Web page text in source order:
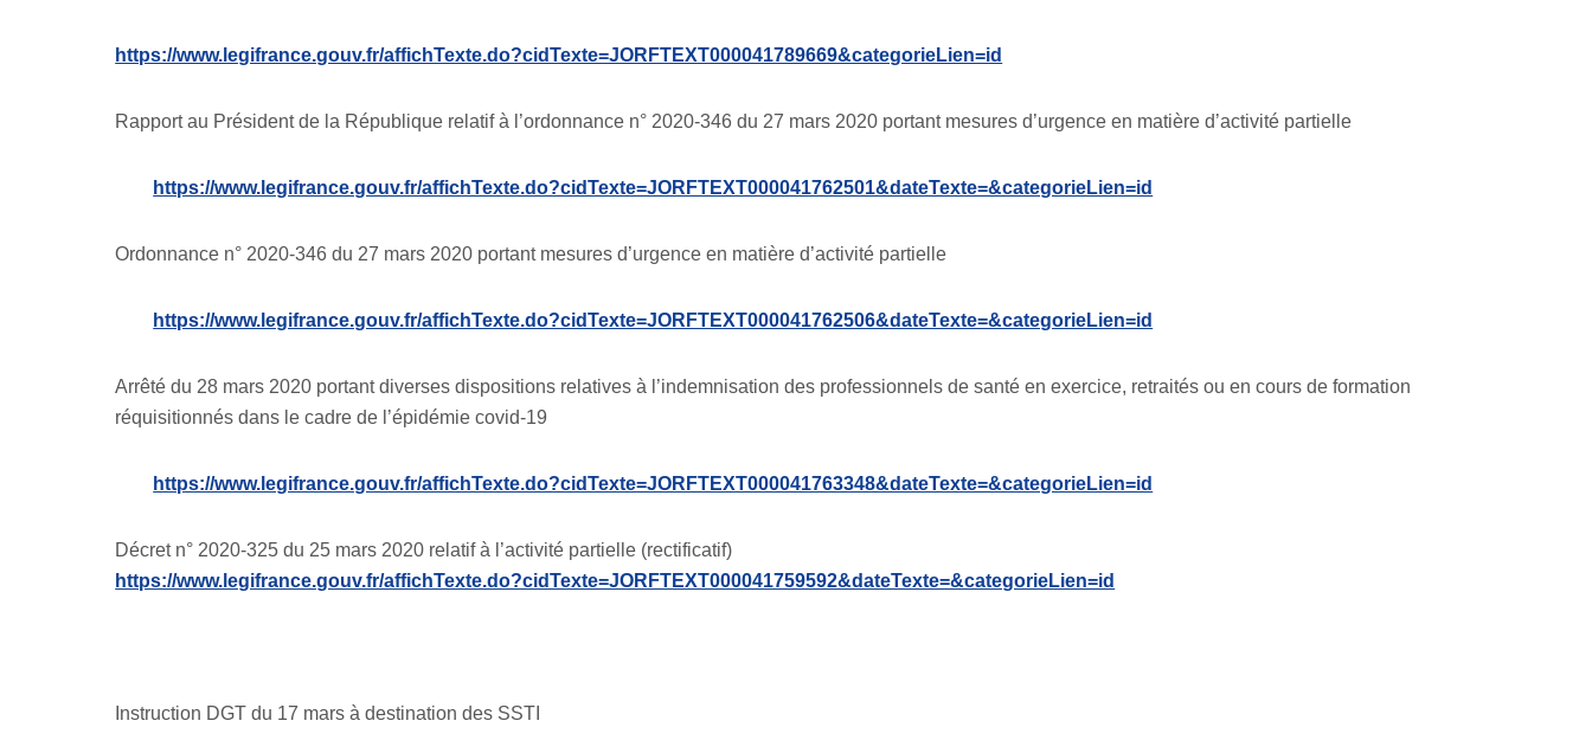
https://www.legifrance.gouv.fr/affichTexte.do?cidTexte=JORFTEXT000041789669&categorieLien=id
Rapport au Président de la République relatif à l’ordonnance n° 2020-346 du 27 mars 2020 portant mesures d’urgence en matière d’activité partielle
https://www.legifrance.gouv.fr/affichTexte.do?cidTexte=JORFTEXT000041762501&dateTexte=&categorieLien=id
Ordonnance n° 2020-346 du 27 mars 2020 portant mesures d’urgence en matière d’activité partielle
https://www.legifrance.gouv.fr/affichTexte.do?cidTexte=JORFTEXT000041762506&dateTexte=&categorieLien=id
Arrêté du 28 mars 2020 portant diverses dispositions relatives à l’indemnisation des professionnels de santé en exercice, retraités ou en cours de formation
réquisitionnés dans le cadre de l’épidémie covid-19
https://www.legifrance.gouv.fr/affichTexte.do?cidTexte=JORFTEXT000041763348&dateTexte=&categorieLien=id
Décret n° 2020-325 du 25 mars 2020 relatif à l’activité partielle (rectificatif)
https://www.legifrance.gouv.fr/affichTexte.do?cidTexte=JORFTEXT000041759592&dateTexte=&categorieLien=id
Instruction DGT du 17 mars à destination des SSTI